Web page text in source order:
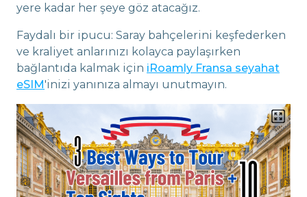
yere kadar her şeye göz atacağız.
Faydalı bir ipucu: Saray bahçelerini keşfederken
ve kraliyet anlarınızı kolayca paylaşırken
bağlantıda kalmak için iRoamly Fransa seyahat
eSIM'inizi yanınıza almayı unutmayın.